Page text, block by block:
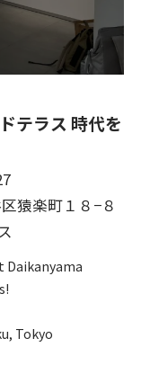
テラス 時代を
猿楽町１８−８
Tokyo